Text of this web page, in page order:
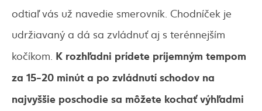
odtiaľ vás už navedie smerovník. Chodníček je
udržiavaný a dá sa zvládnuť aj s terénnejším
kočíkom. K rozhľadni prídete príjemným tempom
za 15-20 minút a po zvládnutí schodov na
najvyššie poschodie sa môžete kochať výhľadmi